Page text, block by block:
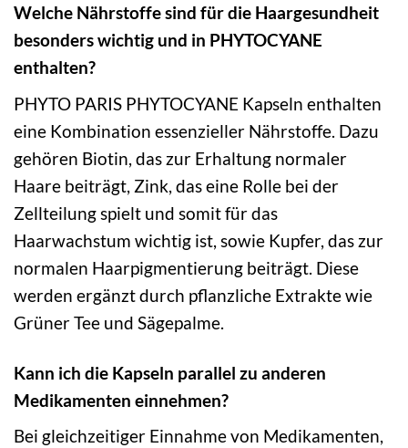
Welche Nährstoffe sind für die Haargesundheit
besonders wichtig und in PHYTOCYANE
enthalten?
PHYTO PARIS PHYTOCYANE Kapseln enthalten
eine Kombination essenzieller Nährstoffe. Dazu
gehören Biotin, das zur Erhaltung normaler
Haare beiträgt, Zink, das eine Rolle bei der
Zellteilung spielt und somit für das
Haarwachstum wichtig ist, sowie Kupfer, das zur
normalen Haarpigmentierung beiträgt. Diese
werden ergänzt durch pflanzliche Extrakte wie
Grüner Tee und Sägepalme.
Kann ich die Kapseln parallel zu anderen
Medikamenten einnehmen?
Bei gleichzeitiger Einnahme von Medikamenten,